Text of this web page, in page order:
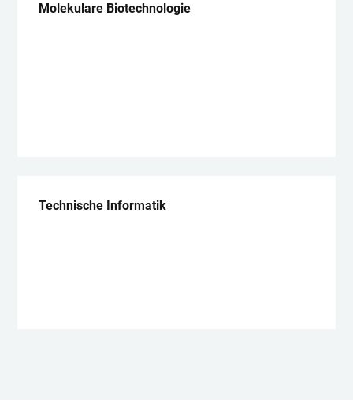
Molekulare Biotechnologie
Technische Informatik